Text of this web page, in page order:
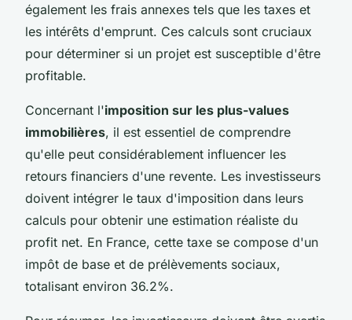
également les frais annexes tels que les taxes et
les intérêts d'emprunt. Ces calculs sont cruciaux
pour déterminer si un projet est susceptible d'être
profitable.
Concernant l'imposition sur les plus-values
immobilières, il est essentiel de comprendre
qu'elle peut considérablement influencer les
retours financiers d'une revente. Les investisseurs
doivent intégrer le taux d'imposition dans leurs
calculs pour obtenir une estimation réaliste du
profit net. En France, cette taxe se compose d'un
impôt de base et de prélèvements sociaux,
totalisant environ 36.2%.